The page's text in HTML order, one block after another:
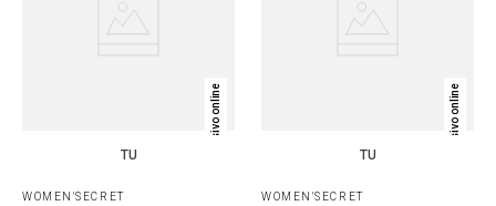
Exclusivo online
TU
WOMEN'SECRET
Exclusivo online
TU
WOMEN'SECRET